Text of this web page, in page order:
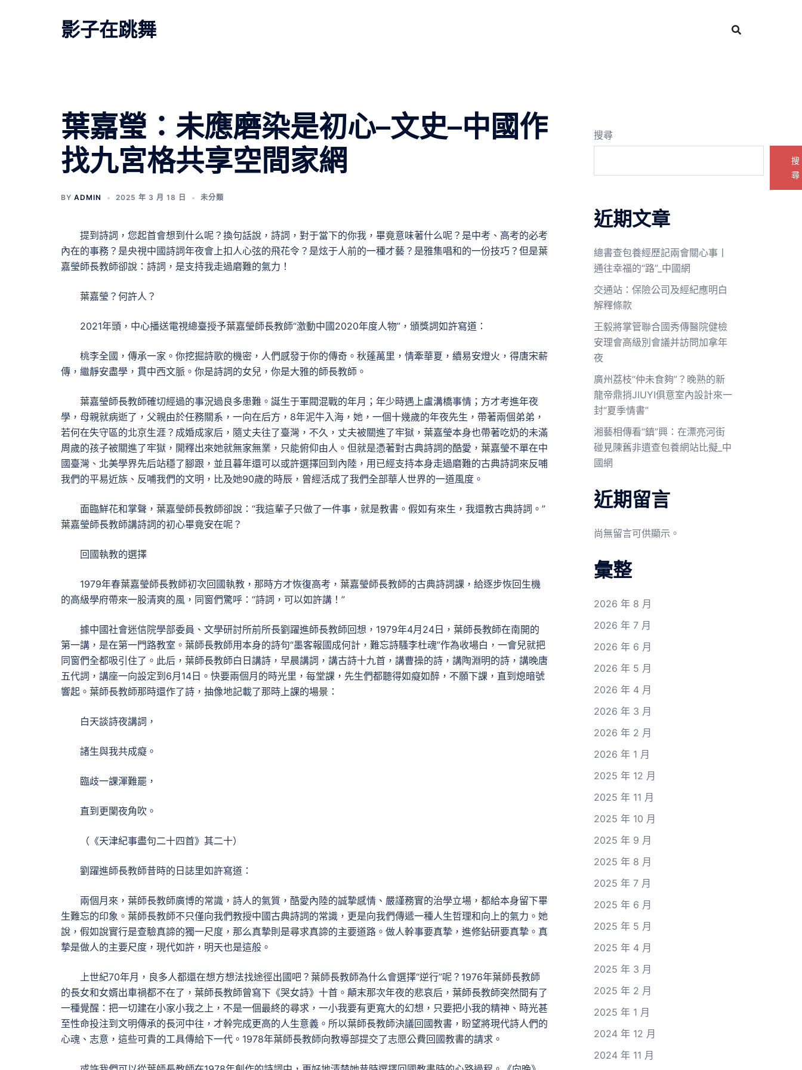
影子在跳舞
葉嘉瑩：未應磨染是初心–文史–中國作
找九宮格共享空間家網
BY ADMIN 2025 年 3 月 18 日 未分類
提到詩詞，您起首會想到什么呢？換句話說，詩詞，對于當下的你我，畢竟意味著什么呢？是中考、高考的必考
內在的事務？是央視中國詩詞年夜會上扣人心弦的飛花令？是炫于人前的一種才藝？是雅集唱和的一份技巧？但是葉
嘉瑩師長教師卻說：詩詞，是支持我走過磨難的氣力！
葉嘉瑩？何許人？
2021年頭，中心播送電視總臺授予葉嘉瑩師長教師“激動中國2020年度人物”，頒獎詞如許寫道：
桃李全國，傳承一家。你挖掘詩歌的機密，人們感發于你的傳奇。秋蓬萬里，情牽華夏，續易安燈火，得唐宋薪
傳，繼靜安盡學，貫中西文脈。你是詩詞的女兒，你是大雅的師長教師。
葉嘉瑩師長教師確切經過的事況過良多患難。誕生于軍閥混戰的年月；年少時遇上盧溝橋事情；方才考進年夜
學，母親就病逝了，父親由於任務關系，一向在后方，8年泥牛入海，她，一個十幾歲的年夜先生，帶著兩個弟弟，
若何在失守區的北京生涯？成婚成家后，隨丈夫往了臺灣，不久，丈夫被關進了牢獄，葉嘉瑩本身也帶著吃奶的未滿
周歲的孩子被關進了牢獄，開釋出來她就無家無業，只能俯仰由人。但就是憑著對古典詩詞的酷愛，葉嘉瑩不單在中
國臺灣、北美學界先后站穩了腳跟，並且暮年還可以或許選擇回到內陸，用已經支持本身走過磨難的古典詩詞來反哺
我們的平易近族、反哺我們的文明，比及她90歲的時辰，曾經活成了我們全部華人世界的一道風度。
面臨鮮花和掌聲，葉嘉瑩師長教師卻說：“我這輩子只做了一件事，就是教書。假如有來生，我還教古典詩詞。”
葉嘉瑩師長教師講詩詞的初心畢竟安在呢？
回國執教的選擇
1979年春葉嘉瑩師長教師初次回國執教，那時方才恢復高考，葉嘉瑩師長教師的古典詩詞課，給逐步恢回生機
的高級學府帶來一股清爽的風，同窗們驚呼：“詩詞，可以如許講！”
據中國社會迷信院學部委員、文學研討所前所長劉躍進師長教師回想，1979年4月24日，葉師長教師在南開的
第一講，是在第一門路教室。葉師長教師用本身的詩句“墨客報國成何計，難忘詩騷李杜魂”作為收場白，一會兒就把
同窗們全都吸引住了。此后，葉師長教師白日講詩，早晨講詞，講古詩十九首，講曹操的詩，講陶淵明的詩，講晚唐
五代詞，講座一向設定到6月14日。快要兩個月的時光里，每堂課，先生們都聽得如癡如醉，不願下課，直到熄暗號
響起。葉師長教師那時還作了詩，抽像地記載了那時上課的場景：
白天談詩夜講詞，
諸生與我共成癡。
臨歧一課渾難罷，
直到更闌夜角吹。
（《天津紀事盡句二十四首》其二十）
劉躍進師長教師昔時的日誌里如許寫道：
兩個月來，葉師長教師廣博的常識，詩人的氣質，酷愛內陸的誠摯感情、嚴謹務實的治學立場，都給本身留下畢
生難忘的印象。葉師長教師不只僅向我們教授中國古典詩詞的常識，更是向我們傳遞一種人生哲理和向上的氣力。她
說，假如說實行是查驗真諦的獨一尺度，那么真摯則是尋求真諦的主要道路。做人幹事要真摯，進修鉆研要真摯。真
摯是做人的主要尺度，現代如許，明天也是這般。
上世紀70年月，良多人都還在想方想法找途徑出國吧？葉師長教師為什么會選擇“逆行”呢？1976年葉師長教師
的長女和女婿出車禍都不在了，葉師長教師曾寫下《哭女詩》十首。顛末那次年夜的悲哀后，葉師長教師突然間有了
一種覺醒：把一切建在小家小我之上，不是一個最終的尋求，一小我要有更寬大的幻想，只要把小我的精神、時光甚
至性命投注到文明傳承的長河中往，才幹完成更高的人生意義。所以葉師長教師決議回國教書，盼望將現代詩人們的
心魂、志意，這些可貴的工具傳給下一代。1978年葉師長教師向教導部提交了志愿公費回國教書的請求。
搜尋
搜
尋
近期文章
總書查包養經歷記兩會關心事丨
通往幸福的“路”_中國網
交通站：保險公司及經紀應明白
解釋條款
王毅將掌管聯合國秀傳醫院健檢
安理會高級別會議并訪問加拿年
夜
廣州荔枝“仲未食夠”？晚熟的新
龍帝鼎捎JIUYI俱意室內設計來一
封“夏季情書”
湘藝相傳看“鎮”興：在漂亮河街
碰見陳舊非遺查包養網站比擬_中
國網
近期留言
尚無留言可供顯示。
彙整
2026 年 8 月
2026 年 7 月
2026 年 6 月
2026 年 5 月
2026 年 4 月
2026 年 3 月
2026 年 2 月
2026 年 1 月
2025 年 12 月
2025 年 11 月
2025 年 10 月
2025 年 9 月
2025 年 8 月
2025 年 7 月
2025 年 6 月
2025 年 5 月
2025 年 4 月
2025 年 3 月
2025 年 2 月
2025 年 1 月
2024 年 12 月
2024 年 11 月